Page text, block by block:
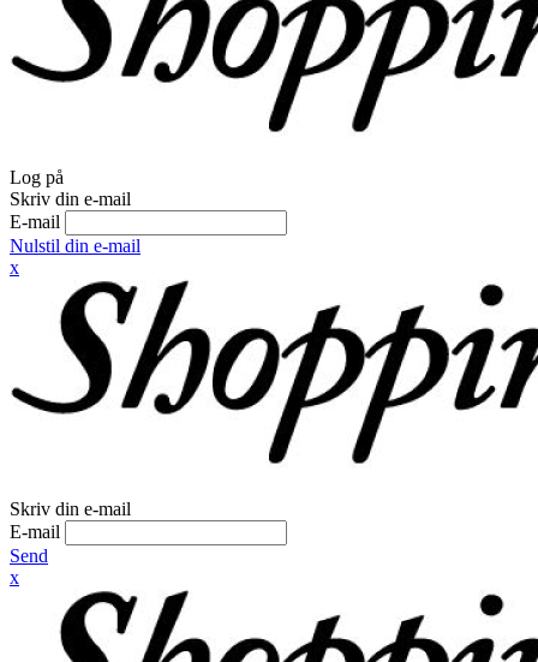
Log på
Skriv din e-mail
E-mail
Nulstil din e-mail
x
Skriv din e-mail
E-mail
Send
x